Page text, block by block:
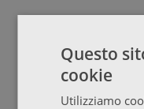
Questo
cookie
Utilizziamo